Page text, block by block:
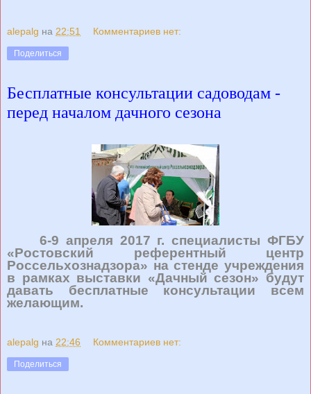
alepalg на 22:51 Комментариев нет:
Поделиться
Бесплатные консультации садоводам -
перед началом дачного сезона
6-9 апреля 2017 г. специалисты ФГБУ
«Ростовский референтный центр
Россельхознадзора» на стенде учреждения
в рамках выставки «Дачный сезон» будут
давать бесплатные консультации всем
желающим.
alepalg на 22:46 Комментариев нет:
Поделиться